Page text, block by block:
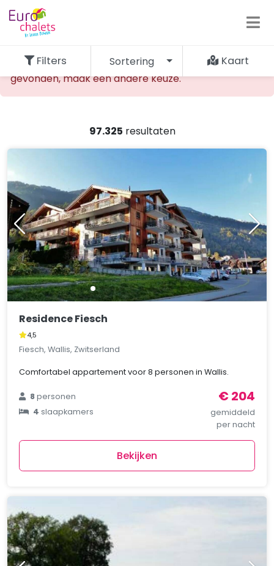
De opgevraagde accommodatie kan niet worden
gevonden, maak een andere keuze.
97.325 resultaten
Filters Sortering Kaart
Residence Fiesch
4,5
Fiesch, Wallis, Zwitserland
Comfortabel appartement voor 8 personen in Wallis.
8personen
4slaapkamers
€ 204
gemiddeld
per nacht
Bekijken